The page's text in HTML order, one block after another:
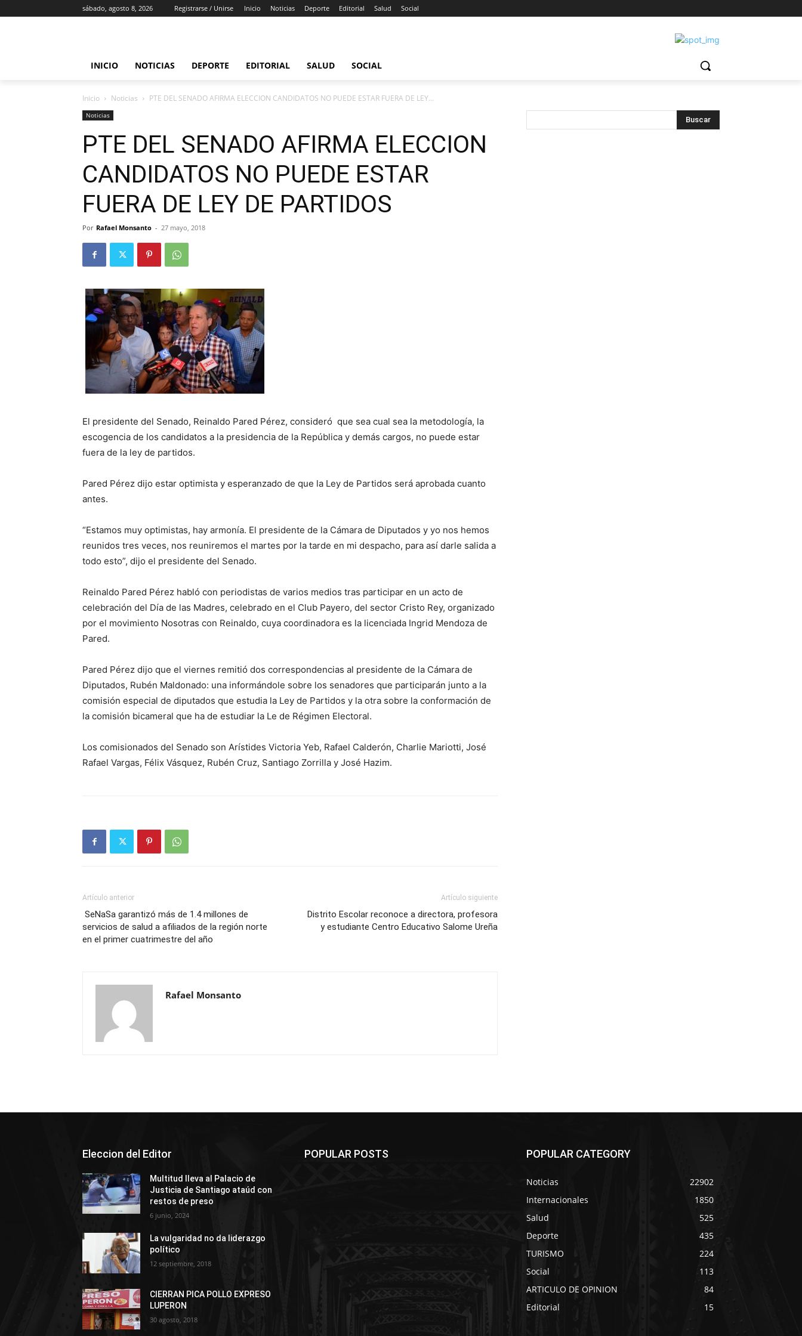
sábado, agosto 8, 2026 Registrarse / Unirse Inicio Noticias Deporte Editorial Salud Social
INICIO NOTICIAS DEPORTE EDITORIAL SALUD SOCIAL
Inicio Noticias PTE DEL SENADO AFIRMA ELECCION CANDIDATOS NO PUEDE ESTAR FUERA DE LEY...
Noticias
PTE DEL SENADO AFIRMA ELECCION
CANDIDATOS NO PUEDE ESTAR
FUERA DE LEY DE PARTIDOS
Por Rafael Monsanto - 27 mayo, 2018
El presidente del Senado, Reinaldo Pared Pérez, consideró que sea cual sea la metodología, la
escogencia de los candidatos a la presidencia de la República y demás cargos, no puede estar
fuera de la ley de partidos.
Pared Pérez dijo estar optimista y esperanzado de que la Ley de Partidos será aprobada cuanto
antes.
“Estamos muy optimistas, hay armonía. El presidente de la Cámara de Diputados y yo nos hemos
reunidos tres veces, nos reuniremos el martes por la tarde en mi despacho, para así darle salida a
todo esto”, dijo el presidente del Senado.
Reinaldo Pared Pérez habló con periodistas de varios medios tras participar en un acto de
celebración del Día de las Madres, celebrado en el Club Payero, del sector Cristo Rey, organizado
por el movimiento Nosotras con Reinaldo, cuya coordinadora es la licenciada Ingrid Mendoza de
Pared.
Pared Pérez dijo que el viernes remitió dos correspondencias al presidente de la Cámara de
Diputados, Rubén Maldonado: una informándole sobre los senadores que participarán junto a la
comisión especial de diputados que estudia la Ley de Partidos y la otra sobre la conformación de
la comisión bicameral que ha de estudiar la Le de Régimen Electoral.
Los comisionados del Senado son Arístides Victoria Yeb, Rafael Calderón, Charlie Mariotti, José
Rafael Vargas, Félix Vásquez, Rubén Cruz, Santiago Zorrilla y José Hazim.
Artículo anterior
SeNaSa garantizó más de 1.4 millones de
servicios de salud a afiliados de la región norte
en el primer cuatrimestre del año
Artículo siguiente
Distrito Escolar reconoce a directora, profesora
y estudiante Centro Educativo Salome Ureña
Rafael Monsanto
Eleccion del Editor
Multitud lleva al Palacio de
Justicia de Santiago ataúd con
restos de preso
6 junio, 2024
La vulgaridad no da liderazgo
político
12 septiembre, 2018
CIERRAN PICA POLLO EXPRESO
LUPERON
30 agosto, 2018
POPULAR POSTS POPULAR CATEGORY
Noticias
22902
Internacionales
1850
Salud
525
Deporte
435
TURISMO
224
Social
113
ARTICULO DE OPINION
84
Editorial
15